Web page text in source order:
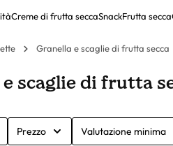
Creme di frutta seccaSnackFrutta secca
Granella e scaglie di frutta secca
scaglie di frutta
Prezzo Valutazione minima